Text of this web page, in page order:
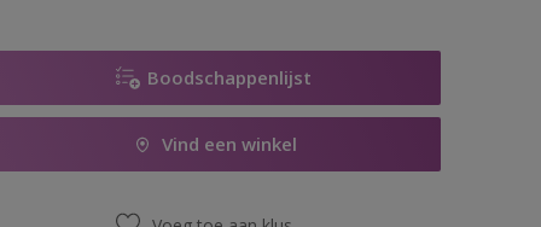
Boodschappenlijst
Vind een winkel